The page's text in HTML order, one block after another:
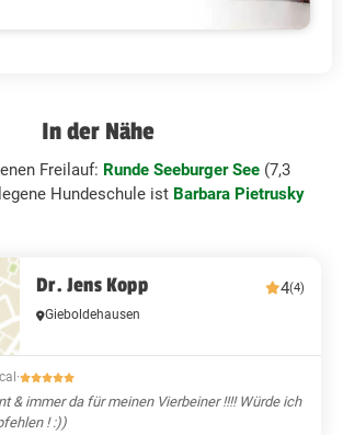
In der Nähe
Freilauf: Runde Seeburger See (7,3
Hundeschule ist Barbara Pietrusky
Dr. Jens Kopp 4(4)
Gieboldehausen
·
& immer da für meinen Vierbeiner !!!! Würde ich
! :))